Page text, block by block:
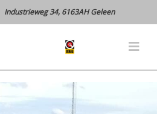
Industrieweg 34, 6163AH Geleen